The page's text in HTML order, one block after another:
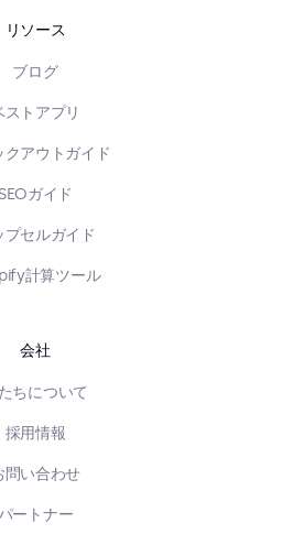
リソース
ブログ
ストアプリ
クアウトガイド
ガイド
プセルガイド
計算ツール
会社
ちについて
採用情報
問い合わせ
ートナー